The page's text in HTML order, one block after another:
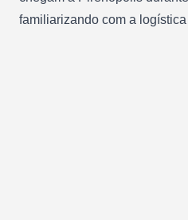
familiarizando com a